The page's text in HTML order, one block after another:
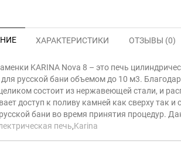
ХАРАКТЕРИСТИКИ ОТЗЫВЫ (0)
KARINA Nova 8 – это печь
для русской бани объемом до 10 м3.
состоит из нержавеющей стали, и
доступ к поливу камней как сверху так
бани во время принятия процедур.
печь,Karina